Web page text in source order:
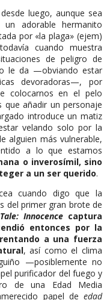
luego, aunque sea
adorable hermanito
por «la plaga» (ejem)
cuando muestra
de peligro de
le da —obviando estar
devoradoras—, por
colocarnos en el pelo
que añadir un personaje
introduce un matiz
velando solo por la
alguien más vulnerable,
a lo que estamos
o inverosímil, sino
a un ser querido.
cuando digo que la
del primer gran brote de
Innocence captura
entonces por la
a una fuerza
, así como el clima
—posiblemente no
purificador del fuego y
de una Edad Media
papel de edad